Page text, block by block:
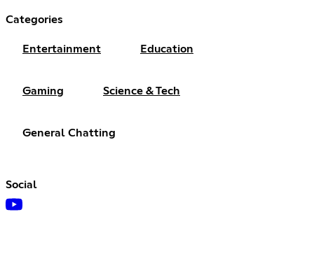
Categories
Entertainment Education
Gaming Science & Tech
General Chatting
Social